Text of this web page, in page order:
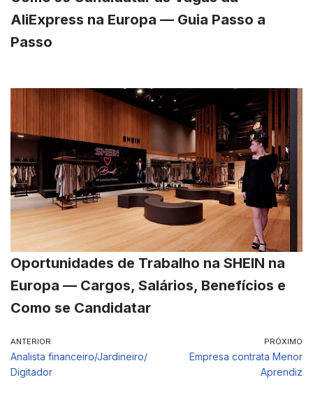
AliExpress na Europa — Guia Passo a
Passo
Oportunidades de Trabalho na SHEIN na
Europa — Cargos, Salários, Benefícios e
Como se Candidatar
ANTERIOR
Analista financeiro/Jardineiro/
Digitador
PRÓXIMO
Empresa contrata Menor
Aprendiz